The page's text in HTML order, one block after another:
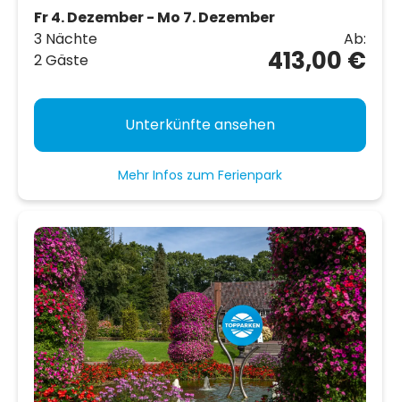
Fr 4. Dezember - Mo 7. Dezember
3 Nächte
2 Gäste
Ab:
413,00 €
Unterkünfte ansehen
Mehr Infos zum Ferienpark